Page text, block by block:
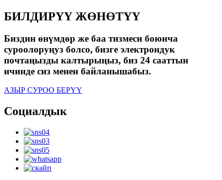
БИЛДИРҮҮ ЖӨНӨТҮҮ
Биздин өнүмдөр же баа тизмеси боюнча
суроолоруңуз болсо, бизге электрондук
почтаңызды калтырыңыз, биз 24 сааттын
ичинде сиз менен байланышабыз.
АЗЫР СУРОО БЕРҮҮ
Социалдык